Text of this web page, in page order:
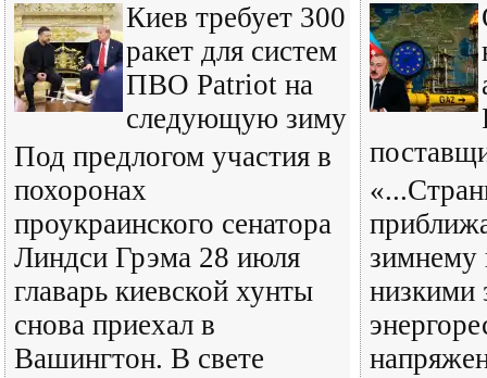
Киев требует 300
ракет для систем
ПВО Patriot на
следующую зиму
Под предлогом участия в
похоронах
проукраинского сенатора
Линдси Грэма 28 июля
главарь киевской хунты
снова приехал в
Вашингтон. В свете
зимнему
низкими